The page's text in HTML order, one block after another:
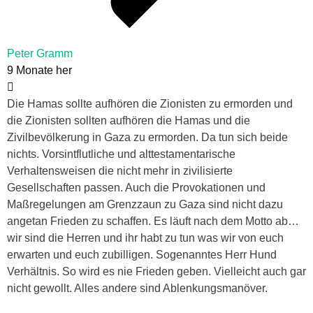
Peter Gramm
9 Monate her
Die Hamas sollte aufhören die Zionisten zu ermorden und
die Zionisten sollten aufhören die Hamas und die
Zivilbevölkerung in Gaza zu ermorden. Da tun sich beide
nichts. Vorsintflutliche und alttestamentarische
Verhaltensweisen die nicht mehr in zivilisierte
Gesellschaften passen. Auch die Provokationen und
Maßregelungen am Grenzzaun zu Gaza sind nicht dazu
angetan Frieden zu schaffen. Es läuft nach dem Motto ab…
wir sind die Herren und ihr habt zu tun was wir von euch
erwarten und euch zubilligen. Sogenanntes Herr Hund
Verhältnis. So wird es nie Frieden geben. Vielleicht auch gar
nicht gewollt. Alles andere sind Ablenkungsmanöver.